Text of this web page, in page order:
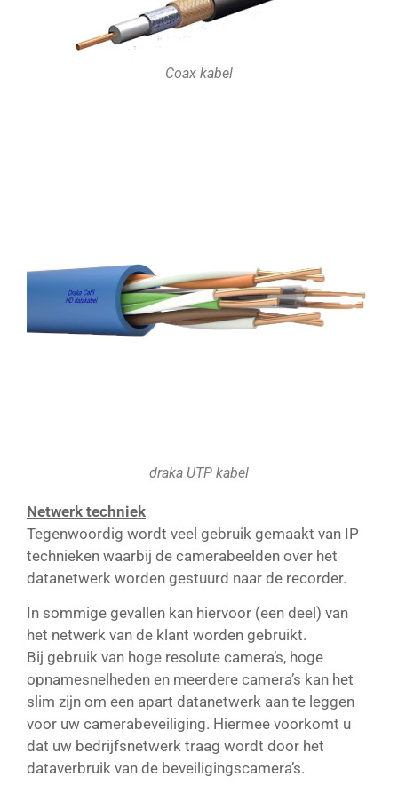
Coax kabel
draka UTP kabel
Netwerk techniek
Tegenwoordig wordt veel gebruik gemaakt van IP
technieken waarbij de camerabeelden over het
datanetwerk worden gestuurd naar de recorder.
In sommige gevallen kan hiervoor (een deel) van
het netwerk van de klant worden gebruikt.
Bij gebruik van hoge resolute camera’s, hoge
opnamesnelheden en meerdere camera’s kan het
slim zijn om een apart datanetwerk aan te leggen
voor uw camerabeveiliging. Hiermee voorkomt u
dat uw bedrijfsnetwerk traag wordt door het
dataverbruik van de beveiligingscamera’s.